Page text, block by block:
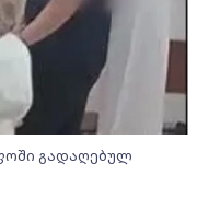
გადაღებულ